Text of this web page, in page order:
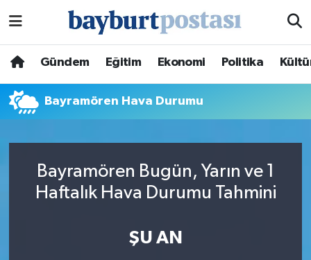
Gündem Eğitim Ekonomi Politika
Bayramören Hava Durumu
Bayramören Bugün, Yarın ve 1
Haftalık Hava Durumu Tahmini
ŞU AN
Hava Durumu
Süper Lig Puan Durumu ve Fikstür